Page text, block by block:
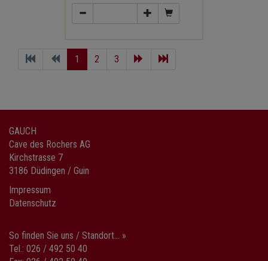
1 2 3
GAUCH
Cave des Rochers AG
Kirchstrasse 7
3186 Düdingen / Guin
Impressum
Datenschutz
So finden Sie uns / Standort... »
Tel.: 026 / 492 50 40